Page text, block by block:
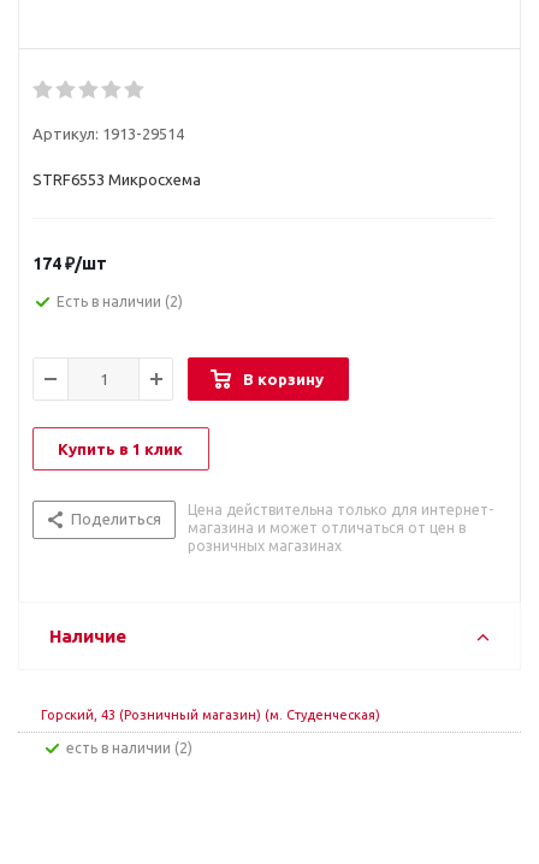
Артикул: 1913-29514
STRF6553 Микросхема
174₽/шт
Есть в наличии (2)
В корзину
Купить в 1 клик
Поделиться
Цена действительна только для интернет-
магазина и может отличаться от цен в
розничных магазинах
Наличие
Горский, 43 (Розничный магазин) (м. Студенческая)
Есть в наличии (2)